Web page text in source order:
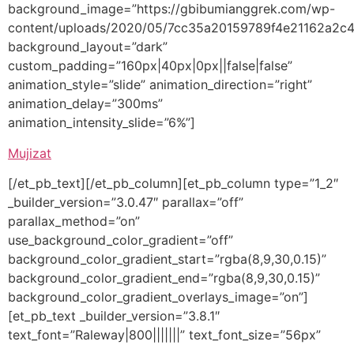
background_image=”https://gbibumianggrek.com/wp-
content/uploads/2020/05/
background_layout=”dark”
custom_padding=”160px|40px|0px||false|false”
animation_style=”slide” animation_direction=”right”
animation_delay=”300ms”
animation_intensity_slide=”6%”]
Mujizat
[/et_pb_text][/et_pb_column][et_pb_column type=”1_2″
_builder_version=”3.0.47″ parallax=”off”
parallax_method=”on”
use_background_color_gradient=”off”
background_color_gradient_start=”rgba(8,9,30,0.15)”
background_color_gradient_end=”rgba(8,9,30,0.15)”
background_color_gradient_overlays_image=”on”]
[et_pb_text _builder_version=”3.8.1″
text_font=”Raleway|800|||||||” text_font_size=”56px”